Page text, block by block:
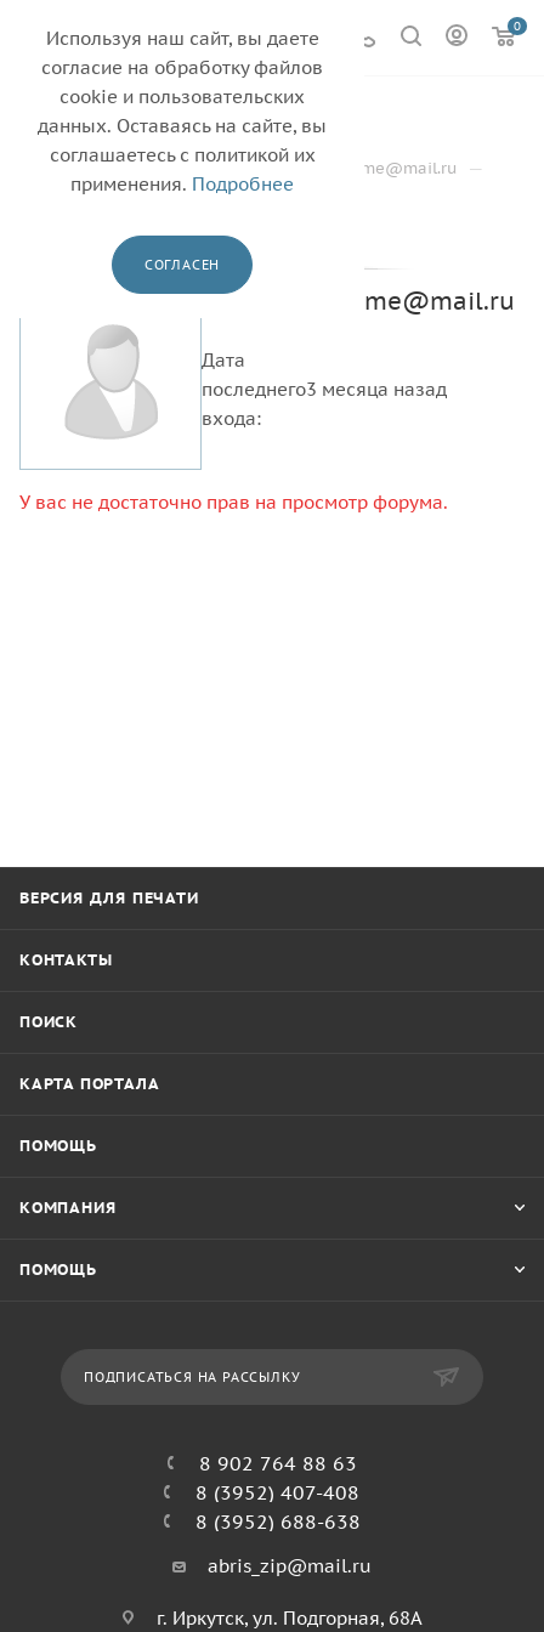
0
Форум
Главная — О компании — inokia.waphome@mail.ru —
Форум
Профиль Группы
inokia.waphome@mail.ru
Дата
последнего
входа:
3 месяца назад
У вас не достаточно прав на просмотр форума.
ВЕРСИЯ ДЛЯ ПЕЧАТИ
КОНТАКТЫ
ПОИСК
КАРТА ПОРТАЛА
ПОМОЩЬ
КОМПАНИЯ
ПОМОЩЬ
ПОДПИСАТЬСЯ НА РАССЫЛКУ
8 902 764 88 63
8 (3952) 407-408
8 (3952) 688-638
abris_zip@mail.ru
г. Иркутск, ул. Подгорная, 68А
Используя наш сайт, вы даете
согласие на обработку файлов
cookie и пользовательских
данных. Оставаясь на сайте, вы
соглашаетесь с политикой их
применения. Подробнее
СОГЛАСЕН